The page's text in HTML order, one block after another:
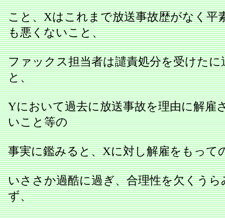
こと、Xはこれまで放送事故歴がなく平
も悪くないこと、
ファックス担当者は譴責処分を受けた
と、
Yにおいて過去に放送事故を理由に解雇
いこと等の
事実に鑑みると、Xに対し解雇をもって
いささか過酷に過ぎ、合理性を欠くう
ず、